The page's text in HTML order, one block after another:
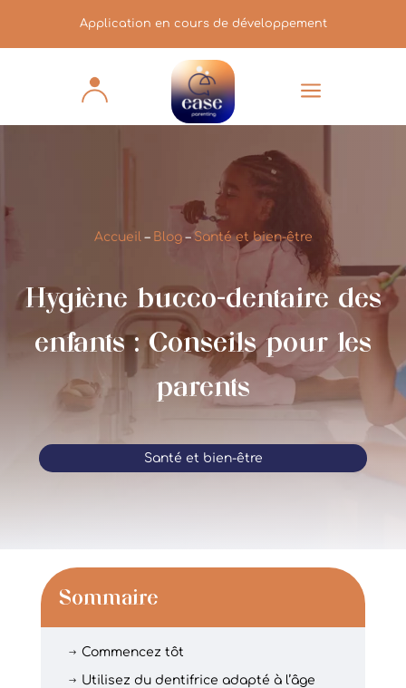
Application en cours de développement
a
Accueil– Blog– Santé et bien-être
Hygiène bucco-dentaire des
enfants : Conseils pour les
parents
Santé et bien-être
Sommaire
$ Commencez tôt
$ Utilisez du dentifrice adapté à l’âge